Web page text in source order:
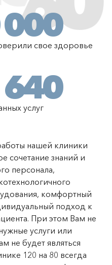
свое здоровье
услуг
нашей клиники
сочетание знаний и
персонала,
комфортный
подход к
При этом Вам не
услуги или
не будет являться
120 на 80 всегда